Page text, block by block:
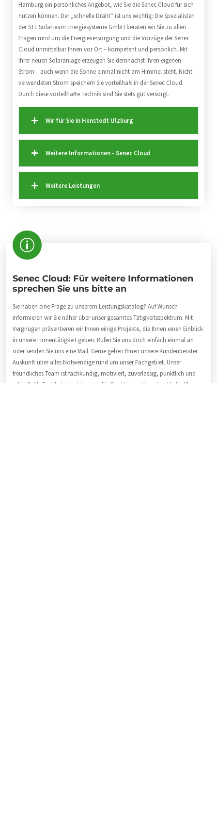
Hamburg ein persönliches Angebot, wie Sie die Senec Cloud für sich
nutzen können. Der „schnelle Draht“ ist uns wichtig: Die Spezialisten
der STE Solarteam Energiesysteme GmbH beraten wir Sie zu allen
Fragen rund um die Energieversorgung und die Vorzüge der Senec
Cloud unmittelbar Ihnen vor Ort – kompetent und persönlich. Mit
Ihrer neuen Solaranlage erzeugen Sie demnächst Ihren eigenen
Strom – auch wenn die Sonne einmal nicht am Himmel steht. Nicht
verwendeten Strom speichern Sie vorteilhaft in der Senec Cloud.
Durch diese vorteilhafte Technik sind Sie stets gut versorgt.
Wir für Sie in Henstedt Ulzburg
Weitere Informationen - Senec Cloud
Weitere Leistungen
Senec Cloud: Für weitere Informationen
sprechen Sie uns bitte an
Sie haben eine Frage zu unserem Leistungskatalog? Auf Wunsch
informieren wir Sie näher über unser gesamtes Tätigkeitsspektrum. Mit
Vergnügen präsentieren wir Ihnen einige Projekte, die Ihnen einen Einblick
in unsere Firmentätigkeit geben. Rufen Sie uns doch einfach einmal an
oder senden Sie uns eine Mail. Gerne geben Ihnen unsere Kundenberater
Auskunft über alles Notwendige rund um unser Fachgebiet. Unser
freundliches Team ist fachkundig, motiviert, zuverlässig, pünktlich und
schnell. Als Fachbetrieb stehen wir für Qualität und handwerkliche Klasse.